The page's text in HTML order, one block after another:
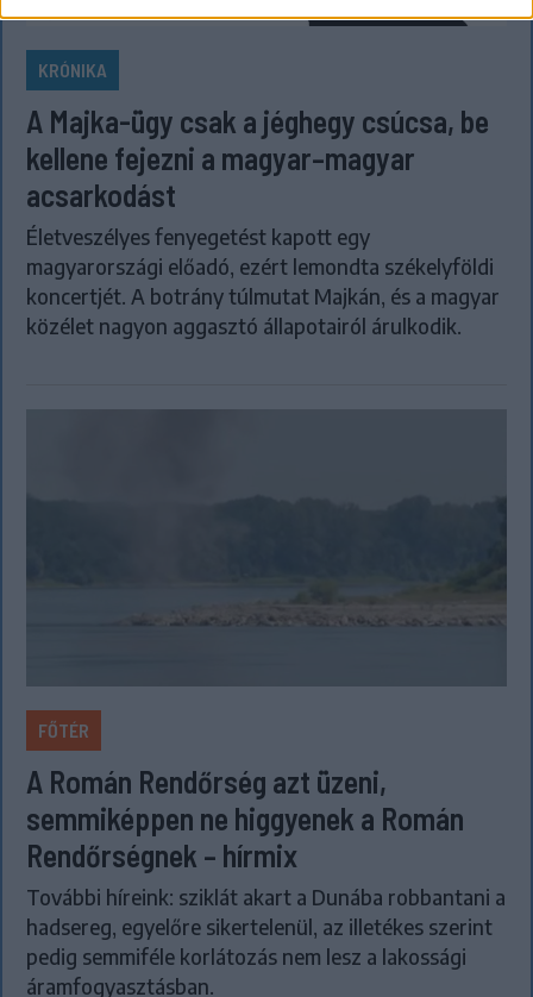
KRÓNIKA
A Majka-ügy csak a jéghegy csúcsa, be
kellene fejezni a magyar–magyar
acsarkodást
Életveszélyes fenyegetést kapott egy
magyarországi előadó, ezért lemondta székelyföldi
koncertjét. A botrány túlmutat Majkán, és a magyar
közélet nagyon aggasztó állapotairól árulkodik.
FŐTÉR
A Román Rendőrség azt üzeni,
semmiképpen ne higgyenek a Román
Rendőrségnek – hírmix
További híreink: sziklát akart a Dunába robbantani a
hadsereg, egyelőre sikertelenül, az illetékes szerint
pedig semmiféle korlátozás nem lesz a lakossági
áramfogyasztásban.